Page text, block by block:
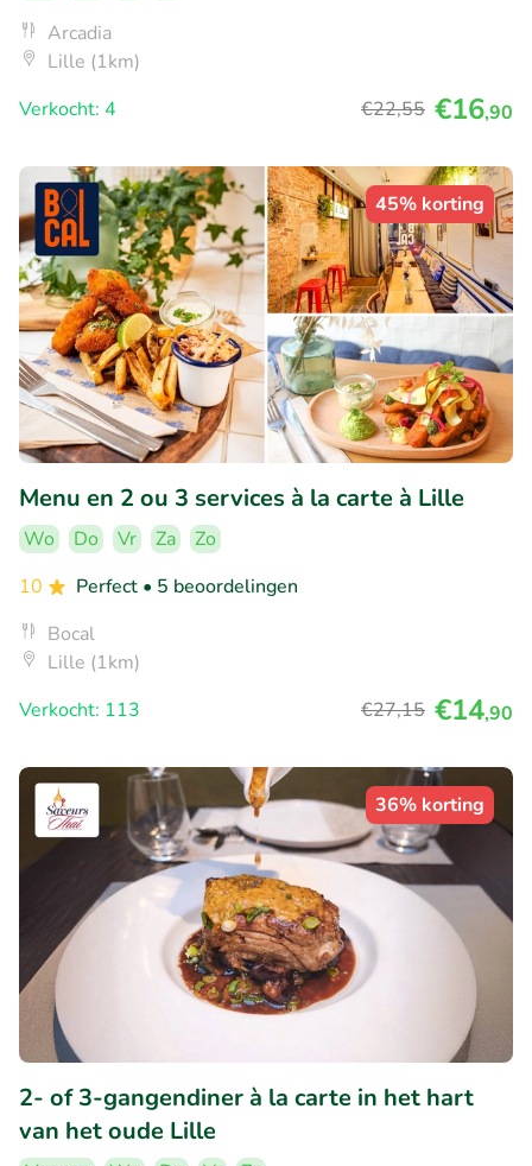
Arcadia
Lille (1km)
Verkocht: 4
€22,55 €16,90
45% korting
Menu en 2 ou 3 services à la carte à Lille
Wo Do Vr Za
Zo
10
Perfect • 5 beoordelingen
Bocal
Lille (1km)
Verkocht: 113
€27,15 €14,90
36% korting
2- of 3-gangendiner à la carte in het hart
van het oude Lille